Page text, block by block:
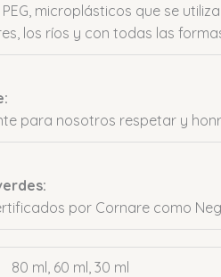
microplásticos que se
los ríos y con todas las
para nosotros respetar y
por Cornare como
80 ml, 60 ml, 30 ml